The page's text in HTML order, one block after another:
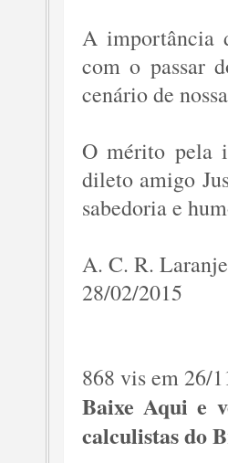
A importância
com o passar
cenário de
O mérito pela
dileto amigo
sabedoria e
A. C. R.
28/02/2015
868 vis em 26/
Baixe Aqui e
calculistas do